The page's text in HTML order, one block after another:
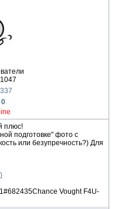
1047
337
0
плюс!
подготовке" фото с
или безупречность?) Для
Vought F4U-